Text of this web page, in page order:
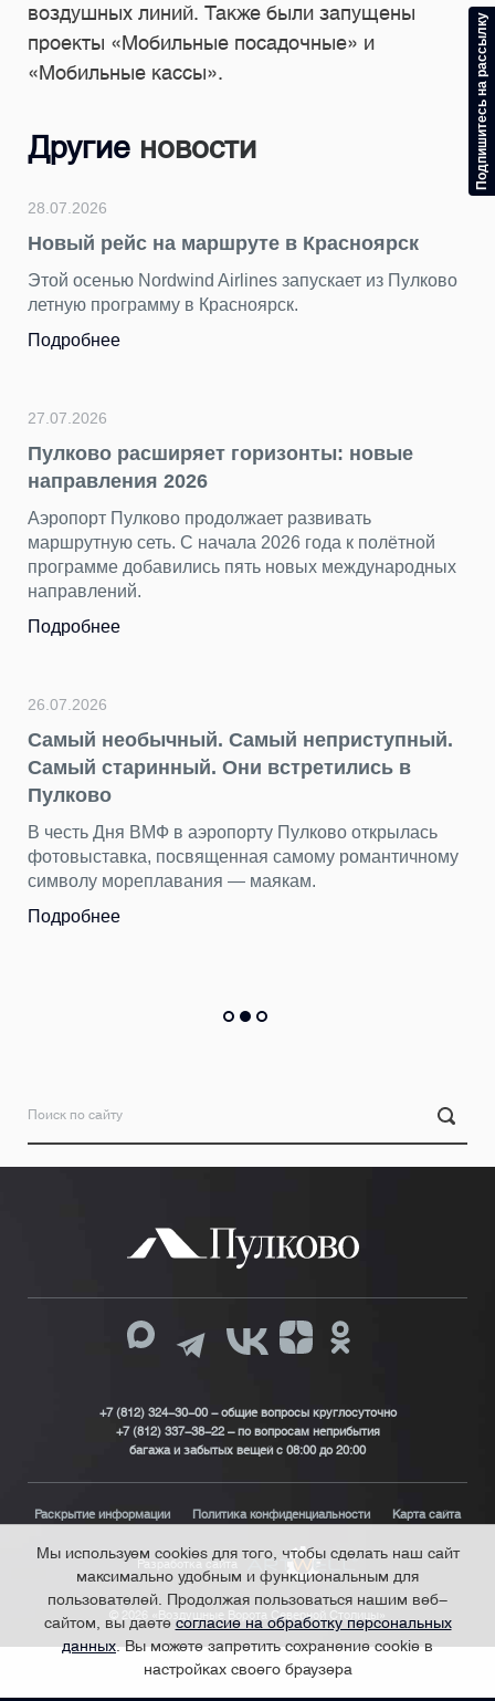
воздушных линий. Также были запущены
проекты «Мобильные посадочные» и
«Мобильные кассы».
Другие новости
на маршруте в Красноярск
Airlines запускает из Пулково
в Красноярск.
горизонты: новые
2026
продолжает развивать
С начала 2026 года к полётной
пять новых международных
Самый неприступный.
Они встретились в
в аэропорту Пулково открылась
посвященная самому романтичному
— маякам.
Подводим
герой —
23.07.2026
«Нечего
находим в
+7 (812) 324-30-00 - общие вопросы круглосуточно
+7 (812) 337-38-22 – по вопросам неприбытия
багажа и забытых вещей с 08:00 до 20:00
Раскрытие информации Политика конфиденциальности Карта сайта
Разработка сайта
© 2026 «Воздушные Ворота Северной Столицы»
Подпишитесь на рассылку
Мы используем cookies для того, чтобы сделать наш сайт
максимально удобным и функциональным для
пользователей. Продолжая пользоваться нашим веб-
сайтом, вы даетесогласие на обработку персональных
данных. Вы можете запретить сохранение cookie в
настройках своего браузера